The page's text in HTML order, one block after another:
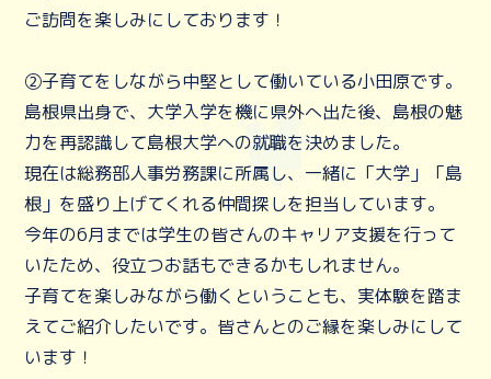
ご訪問を楽しみにしております！
②子育てをしながら中堅として働いている小田原です。
島根県出身で、大学入学を機に県外へ出た後、島根の魅
力を再認識して島根大学への就職を決めました。
現在は総務部人事労務課に所属し、一緒に「大学」「島
根」を盛り上げてくれる仲間探しを担当しています。
今年の6月までは学生の皆さんのキャリア支援を行って
いたため、役立つお話もできるかもしれません。
子育てを楽しみながら働くということも、実体験を踏ま
えてご紹介したいです。皆さんとのご縁を楽しみにして
います！